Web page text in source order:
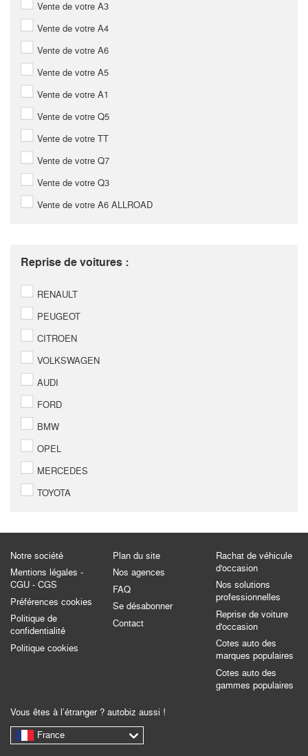
Vente de votre A3
Vente de votre A4
Vente de votre A6
Vente de votre A5
Vente de votre A1
Vente de votre Q5
Vente de votre TT
Vente de votre Q7
Vente de votre Q3
Vente de votre A6 ALLROAD
Reprise de voitures :
RENAULT
PEUGEOT
CITROEN
VOLKSWAGEN
AUDI
FORD
BMW
OPEL
MERCEDES
TOYOTA
Notre société
Mentions légales -
CGU - CGS
Préférences cookies
Politique de
confidentialité
Politique cookies
Plan du site
Nos agences
FAQ
Se désabonner
Contact
Rachat de véhicule
d'occasion
Nos solutions
professionnelles
Reprise de voiture
d'occasion
Cotes auto des
marques populaires
Cotes auto des
gammes populaires
Vous êtes à l’étranger ? autobiz aussi !
France